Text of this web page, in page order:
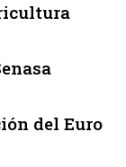
del Euro